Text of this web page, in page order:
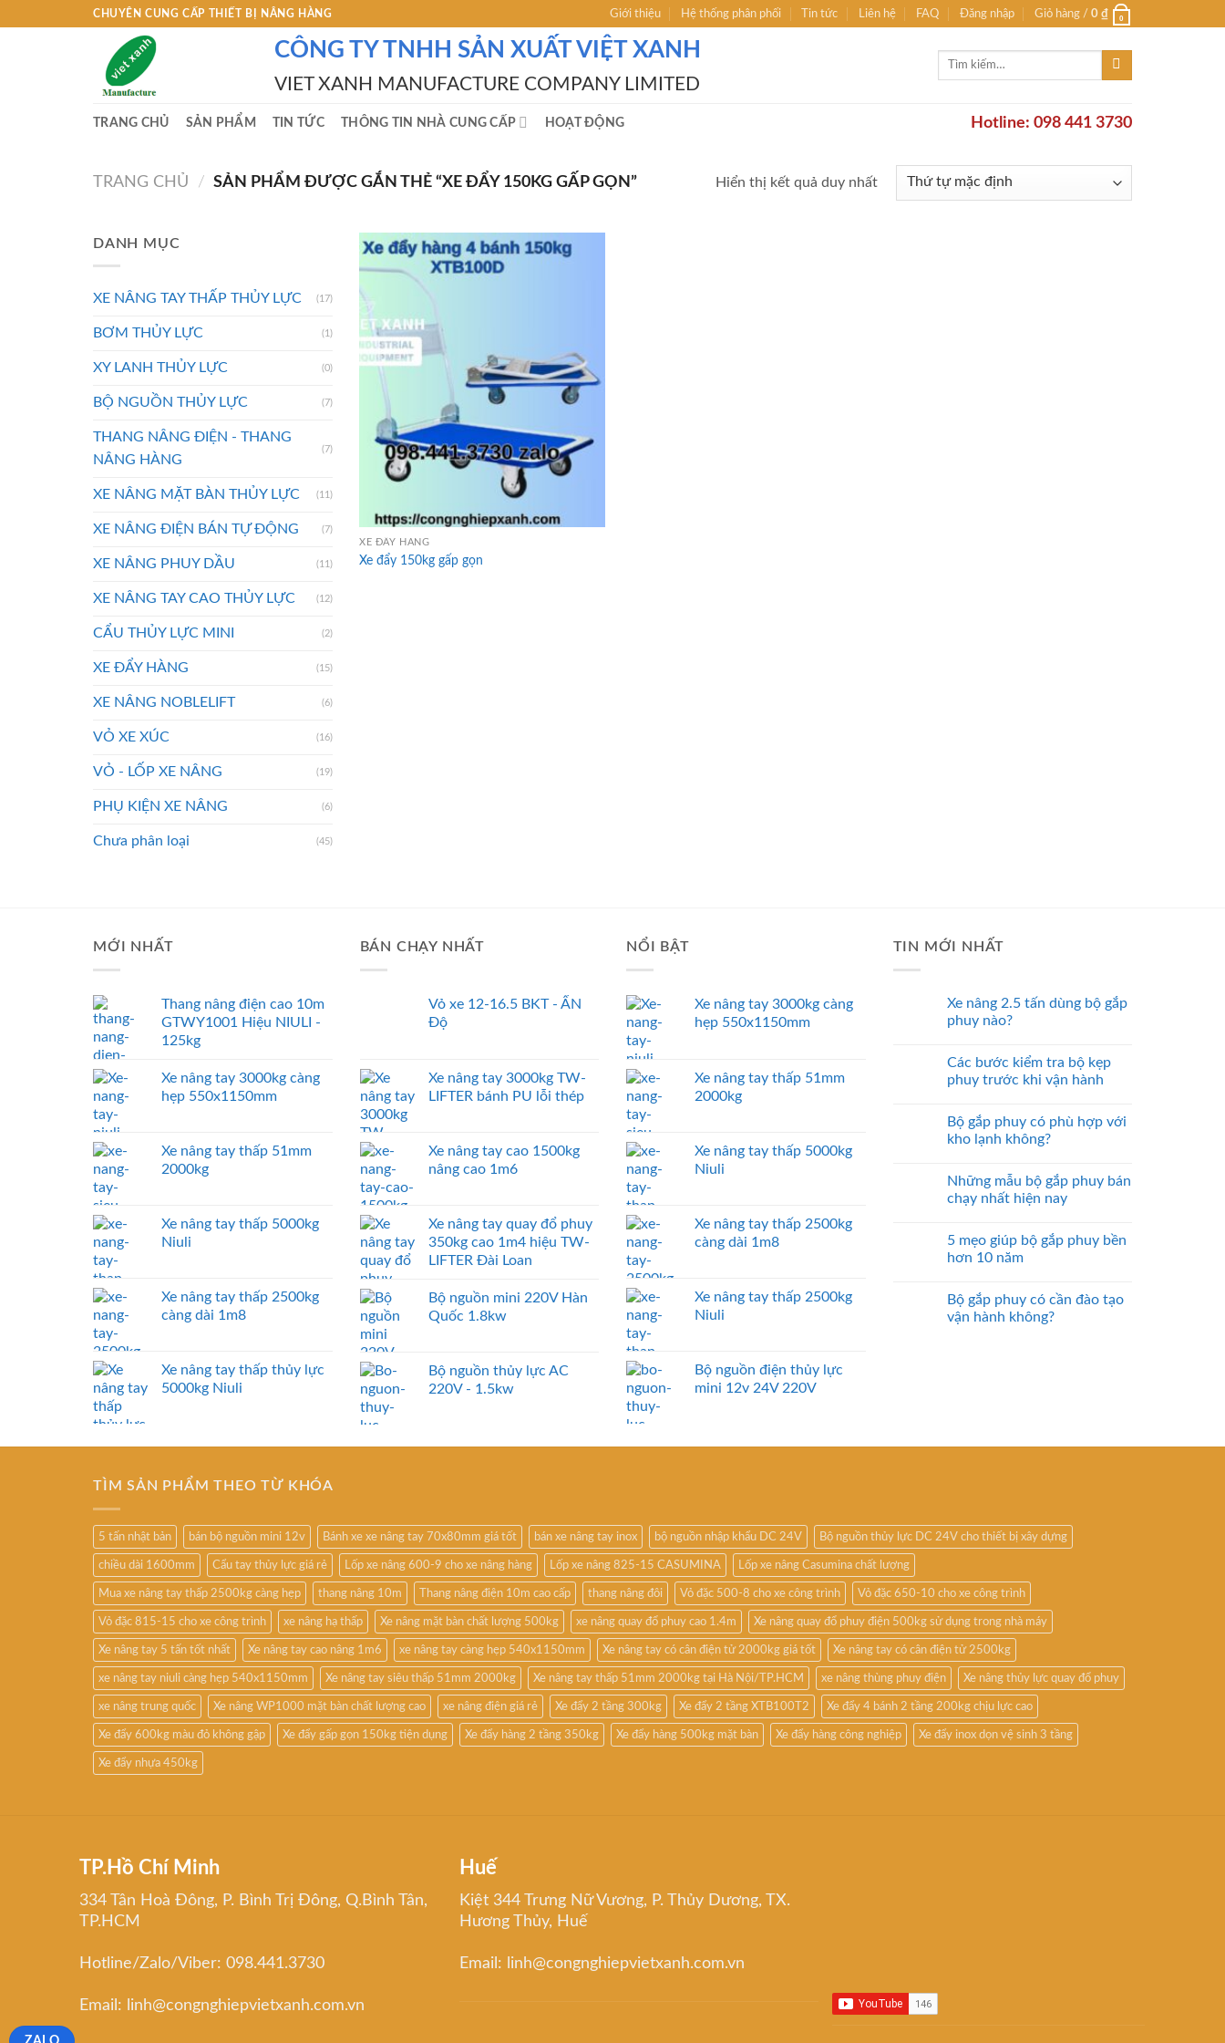
CHUYÊN CUNG CẤP THIẾT BỊ NÂNG HÀNG Giới thiệu Hệ thống phân phối Tin tức Liên hệ FAQ Đăng nhập Giỏ hàng / 0 ₫ 0
CÔNG TY TNHH SẢN XUẤT VIỆT XANH
VIET XANH MANUFACTURE COMPANY LIMITED
Tìm
TRANG CHỦ SẢN PHẨM TIN TỨC THÔNG TIN NHÀ CUNG CẤP HOẠT ĐỘNG Hotline: 098 441 3730
TRANG CHỦ / SẢN PHẨM ĐƯỢC GẮN THẺ “XE ĐẨY 150KG GẤP GỌN” Hiển thị kết quả duy nhất
DANH MỤC
XE NÂNG TAY THẤP THỦY LỰC (17)
BƠM THỦY LỰC (1)
XY LANH THỦY LỰC (0)
BỘ NGUỒN THỦY LỰC (7)
THANG NÂNG ĐIỆN - THANG
NÂNG HÀNG
(7)
XE NÂNG MẶT BÀN THỦY LỰC (11)
XE NÂNG ĐIỆN BÁN TỰ ĐỘNG (7)
XE NÂNG PHUY DẦU (11)
XE NÂNG TAY CAO THỦY LỰC (12)
CẨU THỦY LỰC MINI (2)
XE ĐẨY HÀNG (15)
XE NÂNG NOBLELIFT (6)
VỎ XE XÚC (16)
VỎ - LỐP XE NÂNG (19)
PHỤ KIỆN XE NÂNG (6)
Chưa phân loại (45)
XE ĐẨY HÀNG
Xe đẩy 150kg gấp gọn
MỚI NHẤT
Thang nâng điện cao 10m
GTWY1001 Hiệu NIULI -
125kg
Xe nâng tay 3000kg càng
hẹp 550x1150mm
Xe nâng tay thấp 51mm
2000kg
Xe nâng tay thấp 5000kg
Niuli
Xe nâng tay thấp 2500kg
càng dài 1m8
Xe nâng tay thấp thủy lực
5000kg Niuli
BÁN CHẠY NHẤT
Vỏ xe 12-16.5 BKT - ẤN
Độ
Xe nâng tay 3000kg TW-
LIFTER bánh PU lỗi thép
Xe nâng tay cao 1500kg
nâng cao 1m6
Xe nâng tay quay đổ phuy
350kg cao 1m4 hiệu TW-
LIFTER Đài Loan
Bộ nguồn mini 220V Hàn
Quốc 1.8kw
Bộ nguồn thủy lực AC
220V - 1.5kw
NỔI BẬT
Xe nâng tay 3000kg càng
hẹp 550x1150mm
Xe nâng tay thấp 51mm
2000kg
Xe nâng tay thấp 5000kg
Niuli
Xe nâng tay thấp 2500kg
càng dài 1m8
Xe nâng tay thấp 2500kg
Niuli
Bộ nguồn điện thủy lực
mini 12v 24V 220V
TIN MỚI NHẤT
Xe nâng 2.5 tấn dùng bộ gắp
phuy nào?
Các bước kiểm tra bộ kẹp
phuy trước khi vận hành
Bộ gắp phuy có phù hợp với
kho lạnh không?
Những mẫu bộ gắp phuy bán
chạy nhất hiện nay
5 mẹo giúp bộ gắp phuy bền
hơn 10 năm
Bộ gắp phuy có cần đào tạo
vận hành không?
TÌM SẢN PHẨM THEO TỪ KHÓA
5 tấn nhật bản bán bộ nguồn mini 12v Bánh xe xe nâng tay 70x80mm giá tốt bán xe nâng tay inox bộ nguồn nhập khẩu DC 24V Bộ nguồn thủy lực DC 24V cho thiết bị xây dựng
chiều dài 1600mm Cẩu tay thủy lực giá rẻ Lốp xe nâng 600-9 cho xe nâng hàng Lốp xe nâng 825-15 CASUMINA Lốp xe nâng Casumina chất lượng
Mua xe nâng tay thấp 2500kg càng hẹp thang nâng 10m Thang nâng điện 10m cao cấp thang nâng đôi Vỏ đặc 500-8 cho xe công trình Vỏ đặc 650-10 cho xe công trình
Vỏ đặc 815-15 cho xe công trình xe nâng hạ thấp Xe nâng mặt bàn chất lượng 500kg xe nâng quay đổ phuy cao 1.4m Xe nâng quay đổ phuy điện 500kg sử dụng trong nhà máy
Xe nâng tay 5 tấn tốt nhất Xe nâng tay cao nâng 1m6 xe nâng tay càng hẹp 540x1150mm Xe nâng tay có cân điện tử 2000kg giá tốt Xe nâng tay có cân điện tử 2500kg
xe nâng tay niuli càng hẹp 540x1150mm Xe nâng tay siêu thấp 51mm 2000kg Xe nâng tay thấp 51mm 2000kg tại Hà Nội/TP.HCM xe nâng thùng phuy điện Xe nâng thủy lực quay đổ phuy
xe nâng trung quốc Xe nâng WP1000 mặt bàn chất lượng cao xe nâng điện giá rẻ Xe đẩy 2 tầng 300kg Xe đẩy 2 tầng XTB100T2 Xe đẩy 4 bánh 2 tầng 200kg chịu lực cao
Xe đẩy 600kg màu đỏ không gập Xe đẩy gấp gọn 150kg tiện dụng Xe đẩy hàng 2 tầng 350kg Xe đẩy hàng 500kg mặt bàn Xe đẩy hàng công nghiệp Xe đẩy inox dọn vệ sinh 3 tầng
Xe đẩy nhựa 450kg
TP.Hồ Chí Minh
334 Tân Hoà Đông, P. Bình Trị Đông, Q.Bình Tân,
TP.HCM
Hotline/Zalo/Viber: 098.441.3730
Email: linh@congnghiepvietxanh.com.vn
Huế
Kiệt 344 Trưng Nữ Vương, P. Thủy Dương, TX.
Hương Thủy, Huế
Email: linh@congnghiepvietxanh.com.vn